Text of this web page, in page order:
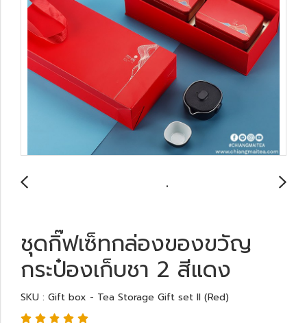
ชุดกิ๊ฟเซ็ทกล่องของขวัญ
กระป๋องเก็บชา 2 สีแดง
SKU : Gift box - Tea Storage Gift set ll (Red)